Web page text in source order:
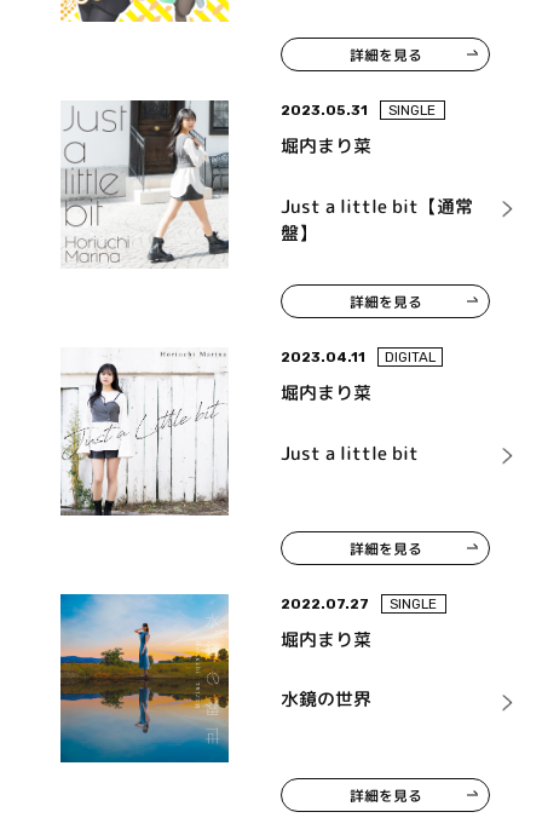
詳細を見る
2023.05.31 SINGLE
堀内まり菜
Just a little bit【通常
盤】
詳細を見る
2023.04.11 DIGITAL
堀内まり菜
Just a little bit
詳細を見る
2022.07.27 SINGLE
堀内まり菜
水鏡の世界
詳細を見る